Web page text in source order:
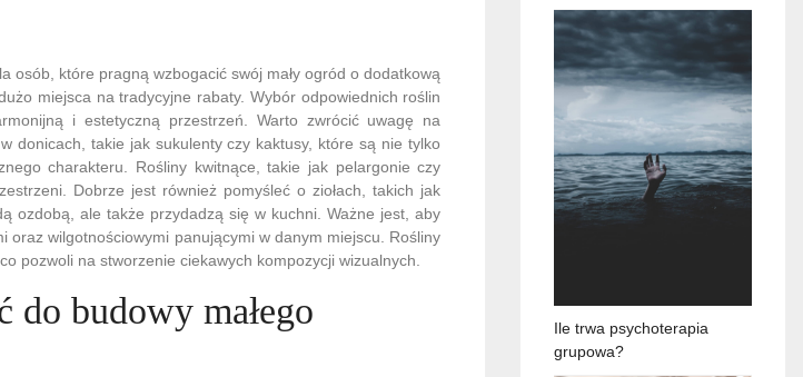
osób, które pragną wzbogacić swój mały ogród o dodatkową
miejsca na tradycyjne rabaty. Wybór odpowiednich roślin
i estetyczną przestrzeń. Warto zwrócić uwagę na
donicach, takie jak sukulenty czy kaktusy, które są nie tylko
charakteru. Rośliny kwitnące, takie jak pelargonie czy
Dobrze jest również pomyśleć o ziołach, takich jak
ozdobą, ale także przydadzą się w kuchni. Ważne jest, aby
oraz wilgotnościowymi panującymi w danym miejscu. Rośliny
pozwoli na stworzenie ciekawych kompozycji wizualnych.
do budowy małego
Ile trwa psychoterapia
grupowa?